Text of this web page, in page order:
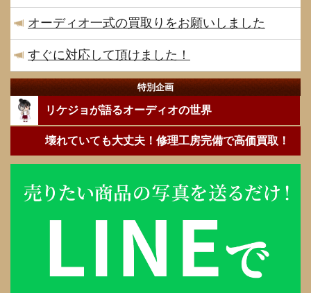
オーディオ一式の買取りをお願いしました
すぐに対応して頂けました！
特別企画
リケジョが語るオーディオの世界
壊れていても大丈夫！修理工房完備で高価買取！